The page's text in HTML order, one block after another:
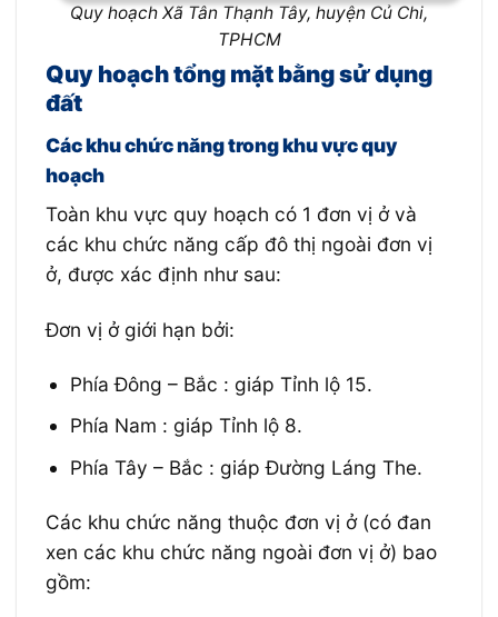
Quy hoạch Xã Tân Thạnh Tây, huyện Củ Chi,
TPHCM
Quy hoạch tổng mặt bằng sử dụng
đất
Các khu chức năng trong khu vực quy
hoạch
Toàn khu vực quy hoạch có 1 đơn vị ở và
các khu chức năng cấp đô thị ngoài đơn vị
ở, được xác định như sau:
Đơn vị ở giới hạn bởi:
Phía Đông – Bắc : giáp Tỉnh lộ 15.
Phía Nam : giáp Tỉnh lộ 8.
Phía Tây – Bắc : giáp Đường Láng The.
Các khu chức năng thuộc đơn vị ở (có đan
xen các khu chức năng ngoài đơn vị ở) bao
gồm: